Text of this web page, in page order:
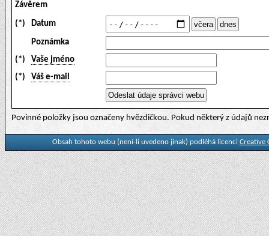
Závěrem
(*) Datum
Poznámka
(*)
Vaše jméno
(*)
Váš e-mail
Povinné položky jsou označeny hvězdičkou. Pokud některý z údajů
Obsah tohoto webu (není-li uvedeno jinak) podléhá licenci Creative